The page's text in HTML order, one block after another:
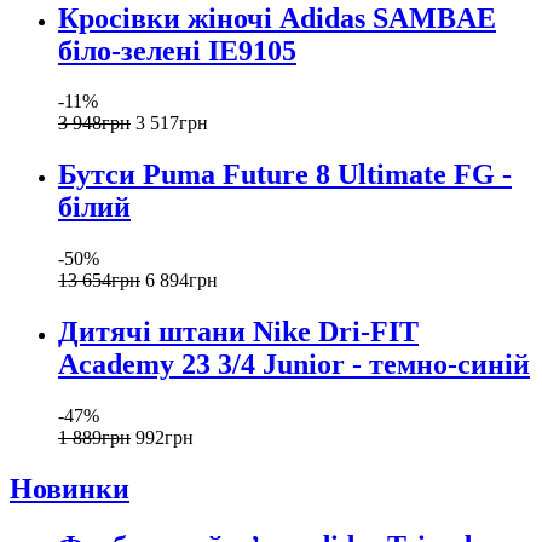
Кросівки жіночі Adidas SAMBAE
біло-зелені IE9105
-11%
3 948грн 3 517грн
Бутси Puma Future 8 Ultimate FG -
білий
-50%
13 654грн 6 894грн
Дитячі штани Nike Dri-FIT
Academy 23 3/4 Junior - темно-синій
-47%
1 889грн 992грн
Новинки